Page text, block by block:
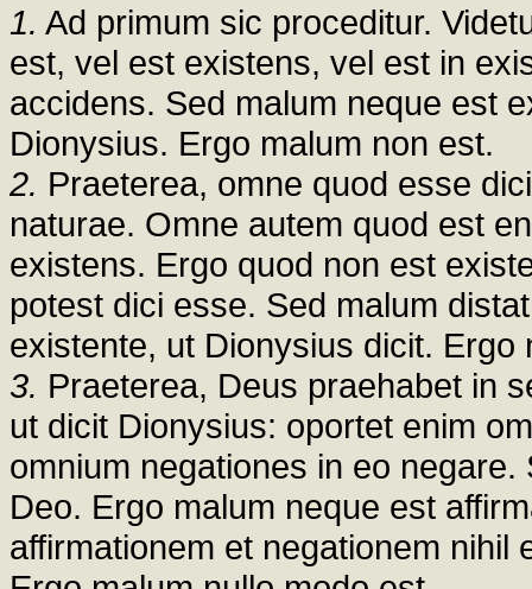
1. Ad primum sic proceditur.
est, vel est existens, vel est in
accidens. Sed malum neque est
Dionysius. Ergo malum non est.
2. Praeterea, omne quod esse
naturae. Omne autem quod est
existens. Ergo quod non est
potest dici esse. Sed malum
existente, ut Dionysius dicit.
3. Praeterea, Deus praehabet in
ut dicit Dionysius: oportet enim
omnium negationes in eo
Deo. Ergo malum neque est
affirmationem et negationem nihil